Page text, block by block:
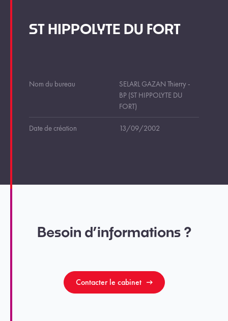
ST HIPPOLYTE DU FORT
Nom du bureau
SELARL GAZAN Thierry -
BP (ST HIPPOLYTE DU
FORT)
Date de création 13/09/2002
Besoin d’informations ?
Contacter le cabinet